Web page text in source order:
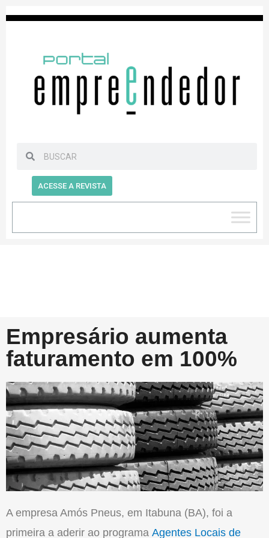
ACESSE A REVISTA
Empresário aumenta
faturamento em 100%
A empresa Amós Pneus, em Itabuna (BA), foi a
primeira a aderir ao programa Agentes Locais de